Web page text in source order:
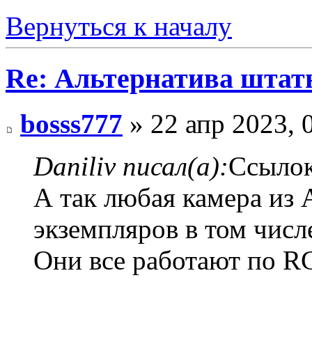
Вернуться к началу
Re: Альтернатива
bosss777 » 22 апр 2023,
Daniliv писал(а):
А так любая камера из
экземпляров в том
Они все работают по